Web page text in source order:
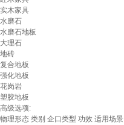
实木家具
水磨石
水磨石地板
大理石
地砖
复合地板
强化地板
花岗岩
塑胶地板
高级选项:
物理形态 类别 企口类型 功效 适用场景